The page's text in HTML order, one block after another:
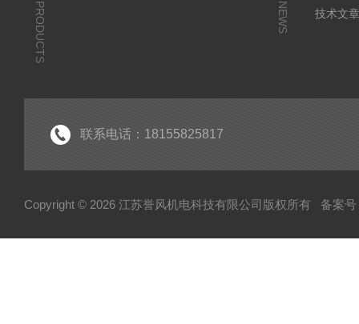
PRODUCTS NEWS
技术文
联系电话：18155825817
Copyright © 2026 江苏誉风机电科技有限公司版权所有 备案号